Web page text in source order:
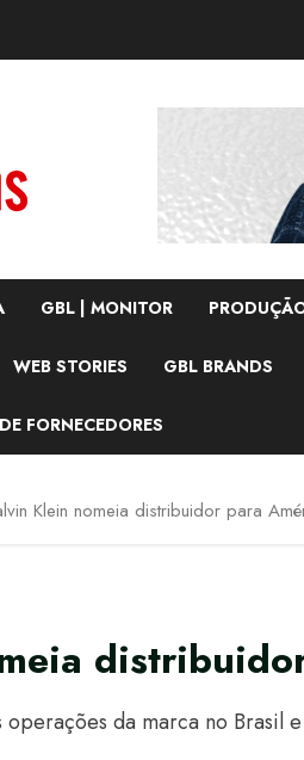
GBL | MONITOR
WEB STORIES GBL BRANDS
FORNECEDORES
Klein nomeia distribuidor para
da marca no Brasil